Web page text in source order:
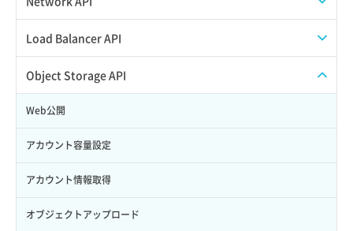
サブユーザーにロールを紐づけ
サブユーザー一覧取得
サブユーザー作成
サブユーザー削除
サブユーザー更新
スナップショット詳細取得（アイテム指定）
バックアップリストア
バックアップ一覧取得
バックアップ詳細一覧取得
イメージ一覧取得
SSHキーペア一覧取得
SSHキーペア作成
SSHキーペア削除
SSHキーペア詳細取得
アタッチ済みポート一覧取得
アタッチ済みポート詳細取得
QoSポリシー一覧取得
QoSポリシー詳細取得
サブネット一覧取得
サブネット作成（ローカルネットワーク用）
サブネット削除（ローカルネットワーク用）
サブネット詳細取得
Load Balancer API
プール一覧取得
プール作成
プール削除
プール更新
プール詳細取得
Object Storage API
Web公開
アカウント容量設定
アカウント情報取得
オブジェクトアップロード